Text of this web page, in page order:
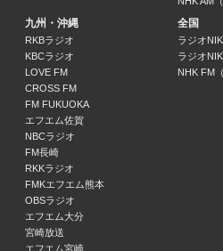
DJあおいの あなたと私ごと～にぃワー
DJあおい
16:30 ～ 17:00
サロン・ド・かおり
石塚かおり
17:00 ～ 17:29
交通情報
17:29 ～ 17:30
九州・沖縄
RKBラジオ
KBCラジオ
LOVE FM
CROSS FM
FM FUKUOKA
エフエム佐賀
NBCラジオ
FM長崎
RKKラジオ
FMKエフエム熊本
OBSラジオ
エフエム大分
宮崎放送
エフエム宮崎
全国
ラジオ
ラジオ
NHK FM